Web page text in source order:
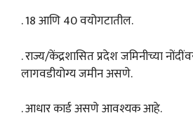
. 18 आणि 40 वयोगटातील.
. राज्य/केंद्रशासित प्रदेश जमिनीच्या
लागवडीयोग्य जमीन असणे.
. आधार कार्ड असणे आवश्यक आहे.